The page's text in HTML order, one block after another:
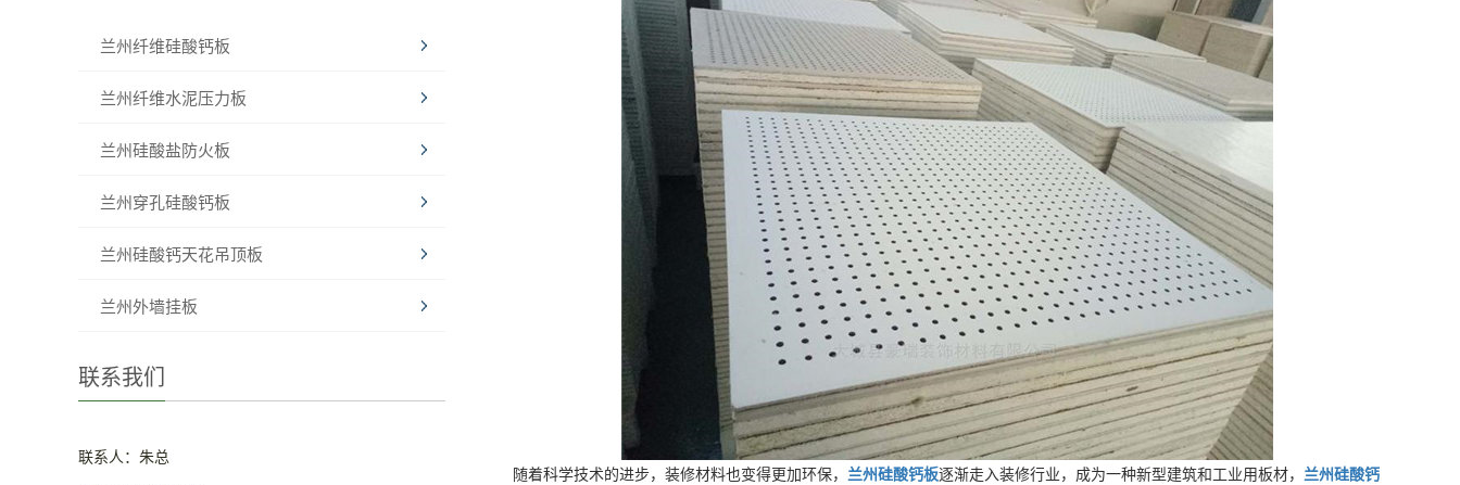
兰州纤维硅酸钙板
兰州纤维水泥压力板
兰州硅酸盐防火板
兰州穿孔硅酸钙板
兰州硅酸钙天花吊顶板
兰州外墙挂板
联系我们
联系人：朱总
随着科学技术的进步，装修材料也变得更加环保， 兰州硅酸钙板逐渐走入装修行业，成为一种新型建筑和工业用板材， 兰州硅酸钙